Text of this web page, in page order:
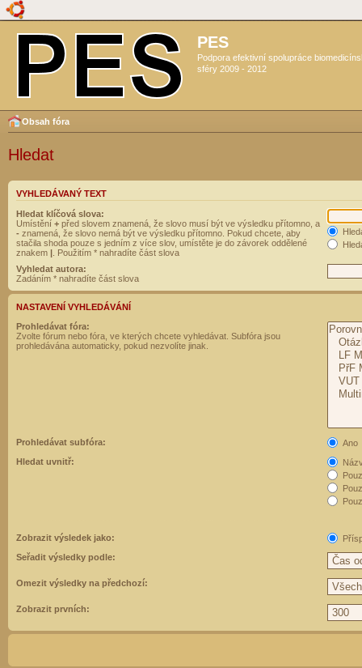
PES
Podpora efektivní spolupráce
sféry 2009 - 2012
Obsah fóra
Hledat
VYHLEDÁVANÝ TEXT
Hledat klíčová slova:
Umístění + před slovem znamená, že slovo musí být ve výsledku přítomno, a
- znamená, že slovo nemá být ve výsledku přítomno. Pokud chcete, aby
stačila shoda pouze s jedním z více slov, umístěte je do závorek oddělené
znakem | . Použitím * nahradíte část slova
Vyhledat autora:
Zadáním * nahradíte část slova
NASTAVENÍ VYHLEDÁVÁNÍ
Prohledávat fóra:
Zvolte fórum nebo fóra, ve kterých chcete vyhledávat. Subfóra jsou
prohledávána automaticky, pokud nezvolíte jinak.
Prohledávat subfóra:
Ano
Hledat uvnitř:
Zobrazit výsledek jako:
Seřadit výsledky podle:
Omezit výsledky na předchozí:
Zobrazit prvních: